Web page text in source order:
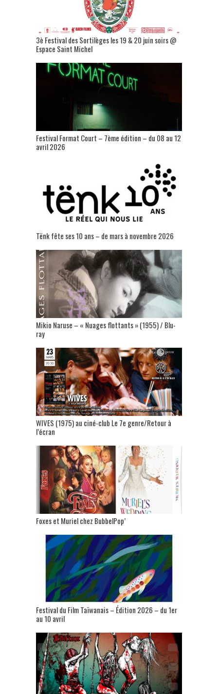
3è Festival des Sortilèges les 19 & 20 juin soirs @
Espace Saint Michel
Festival Format Court – 7ème édition – du 08 au 12
avril 2026
Tënk fête ses 10 ans – de mars à novembre 2026
Mikio Naruse – « Nuages flottants » (1955) / Blu-
ray
WIVES (1975) au ciné-club Le 7e genre/Retour à
l’écran
Foxes et Muriel chez BubbelPop’
Festival du Film Taïwanais – Édition 2026 – du 1er
au 10 avril